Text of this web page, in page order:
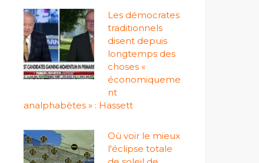
Les démocrates
traditionnels
disent depuis
longtemps des
choses «
économiqueme
nt
analphabètes » : Hassett
Où voir le mieux
l'éclipse totale